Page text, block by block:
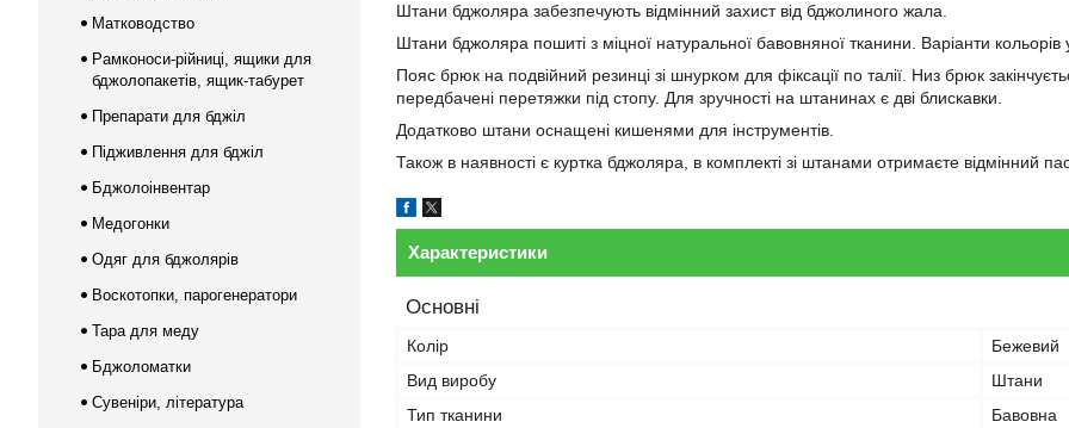
Штани бджоляра забезпечують відмінний захист від бджолиного жала.
Штани бджоляра пошиті з міцної натуральної бавовняної тканини. Варіанти кольорів
Пояс брюк на подвійний резинці зі шнурком для фіксації по талії. Низ брюк
передбачені перетяжки під стопу. Для зручності на штанинах є дві блискавки.
Додатково штани оснащені кишенями для інструментів.
Також в наявності є куртка бджоляра, в комплекті зі штанами отримаєте відмінний
Характеристики
Основні
Колір
Бежевий
Вид виробу
Штани
Тип тканини
Бавовна
Матководство
Рамконоси-рійниці, ящики для
бджолопакетів, ящик-табурет
Препарати для бджіл
Підживлення для бджіл
Бджолоінвентар
Медогонки
Одяг для бджолярів
Воскотопки, парогенератори
Тара для меду
Бджоломатки
Сувеніри, література